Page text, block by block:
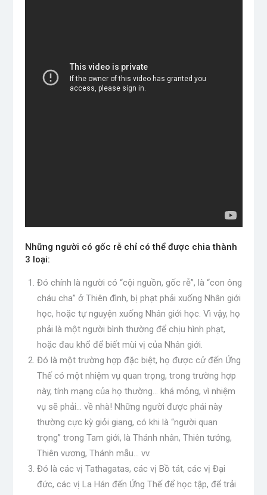
Những người có gốc rễ chỉ có thể được chia thành
3 loại:
Đó chính là người có “cội nguồn, gốc rễ”, là “con ông
cháu cha” ở Thiên đình, bị phạt phải xuống Nhân giới
học, hoặc tự nguyện xuống Nhân giới học. Vì vậy, họ
phải là một người bình thường để chịu hình phạt,
hoặc đau khổ để biết mùi vị của Nhân giới.
Đó là một trường hợp đặc biệt, họ được cử đến Ứng
Thế có một nhiệm vụ quan trọng, trong trường hợp
này, tính mạng của họ thường… khá mỏng, vì nhiệm
vụ sẽ phải… về nhà! Những người được phái này
thường cực kỳ giỏi giang, có khi là “người quan
trọng” trong Tam giới, là Thánh nhân, Thiên tướng,
Thiên vương, Thánh mẫu… vv.
Đó là các vị Tathagatas, các vị Bồ tát, các vị Đại
đức, các vị La Hán đến Ứng Thế để học tập, để trải